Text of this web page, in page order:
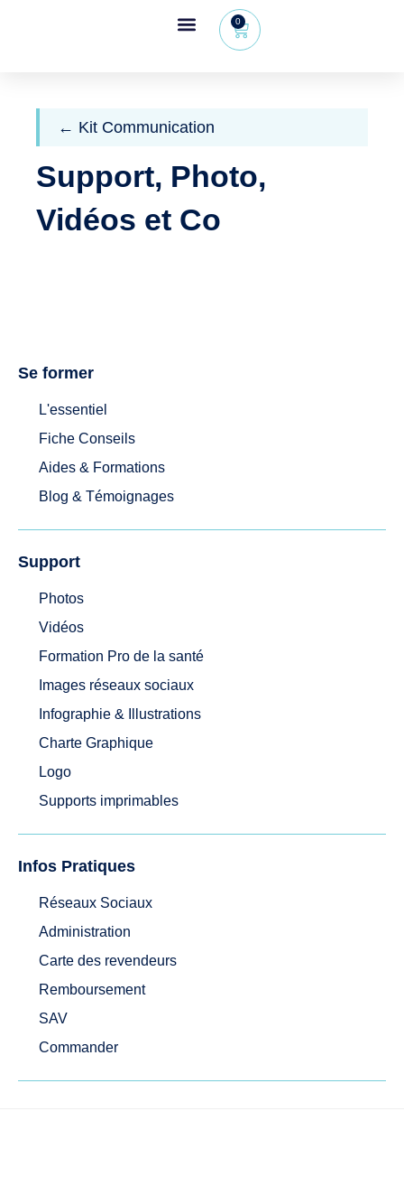
0
← Kit Communication
Support, Photo,
Vidéos et Co
Se former
L'essentiel
Fiche Conseils
Aides & Formations
Blog & Témoignages
Support
Photos
Vidéos
Formation Pro de la santé
Images réseaux sociaux
Infographie & Illustrations
Charte Graphique
Logo
Supports imprimables
Infos Pratiques
Réseaux Sociaux
Administration
Carte des revendeurs
Remboursement
SAV
Commander